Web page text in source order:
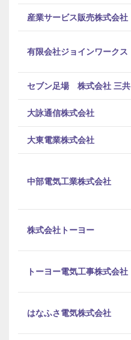
産業サービス販売株式会社
有限会社ジョインワークス
セブン足場 株式会社 三共
大詠通信株式会社
大東電業株式会社
中部電気工業株式会社
株式会社トーヨー
トーヨー電気工事株式会社
はなふさ電気株式会社